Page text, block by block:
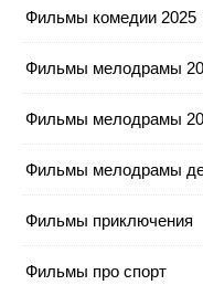
Фильмы комедии 2025
Фильмы мелодрамы
Фильмы мелодрамы
Фильмы мелодрамы
Фильмы приключения
Фильмы про спорт